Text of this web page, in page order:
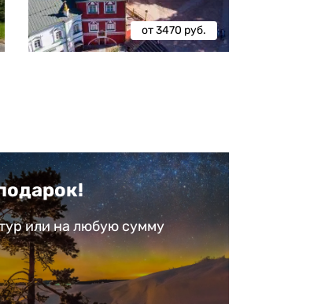
от 3470 руб.
или на любую сумму